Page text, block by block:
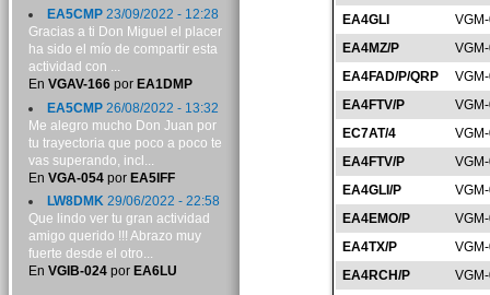
EA4GLI
EA4MZ/P
EA4FAD/P/QRP
EA4FTV/P
EC7AT/4
EA4FTV/P
EA4GLI/P
EA4EMO/P
EA4TX/P
EA4RCH/P
EA5CMP23/09/2022 - 12:28
Gracias a ti Don Miguel el placer
ha sido el mío de compartir esta
actividad con ...
En VGAV-166por EA1DMP
EA5CMP26/08/2022 - 13:32
Me alegro mucho Don Juan por
tu trayectoria que poco a poco te
vas superando, incl...
En VGA-054por EA5IFF
LW8DMK29/06/2022 - 22:58
Que lindo ver tu gran actividad
amigo querido !!! Abrazo muy
fuerte desde el otro...
En VGIB-024por EA6LU